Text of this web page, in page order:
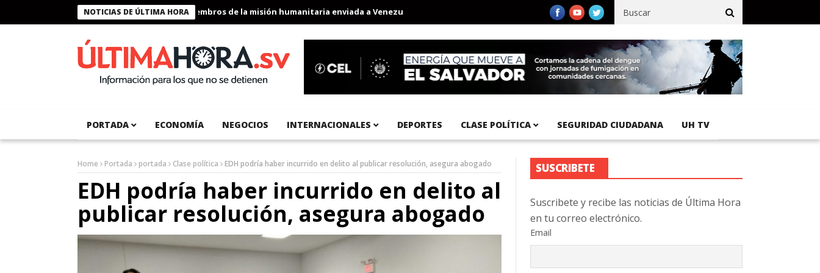
NOTICIAS DE ÚLTIMA HORA
Presidente Bukele condecora a miembros de la misión humanitaria enviada a Venezuela Aeropuerto Internacional del Pacífico registra 92 % de avance en obras de terracería
PORTADA ECONOMÍA NEGOCIOS INTERNACIONALES DEPORTES CLASE POLÍTICA SEGURIDAD CIUDADANA UH TV
Home Portada portada Clase política EDH podría haber incurrido en delito al publicar resolución, asegura abogado
EDH podría haber incurrido en delito al
publicar resolución, asegura abogado
SUSCRIBETE
Suscribete y recibe las noticias de Última Hora
en tu correo electrónico.
Email